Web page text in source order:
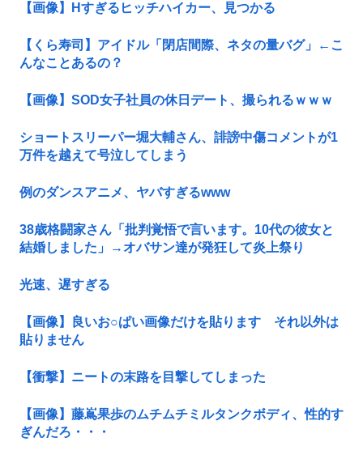
【画像】Hすぎるヒッチハイカー、見つかる
【くら寿司】アイドル「閉店間際、ネタの量バグ」←こ
んなことあるの？
【画像】SOD女子社員の休日デート、撮られるｗｗｗ
ショートスリーパー堀大輔さん、誹謗中傷コメントが1
万件を越えて号泣してしまう
例のダンスアニメ、ヤバすぎるwww
38歳格闘家さん「批判覚悟で言います。10代の彼女と
結婚しました」→オバサン達が発狂して炎上祭り
光速、遅すぎる
【画像】良いお○ぱい画像だけを貼ります それ以外は
貼りません
【衝撃】ニートの末路を目撃してしまった
【画像】藤嶌果歩のムチムチミルタンクボディ、性的す
ぎんだろ・・・